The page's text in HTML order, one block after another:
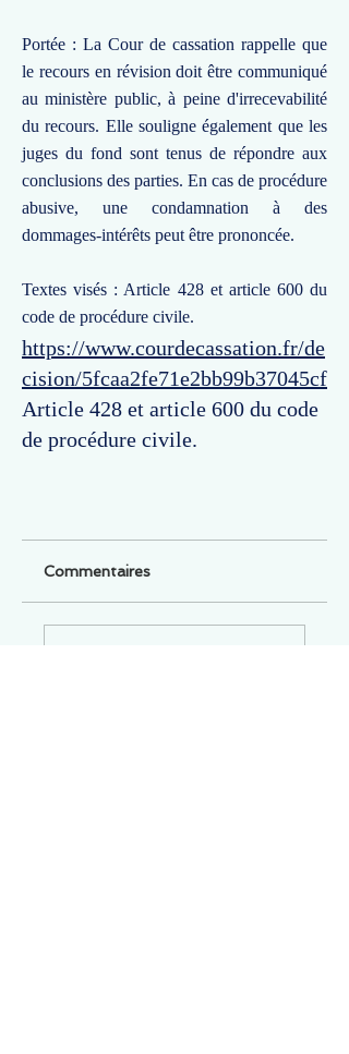
Portée : La Cour de cassation rappelle que
le recours en révision doit être communiqué
au ministère public, à peine d'irrecevabilité
du recours. Elle souligne également que les
juges du fond sont tenus de répondre aux
conclusions des parties. En cas de procédure
abusive, une condamnation à des
dommages-intérêts peut être prononcée.
Textes visés : Article 428 et article 600 du
code de procédure civile.
https://www.courdecassation.fr/de
cision/5fcaa2fe71e2bb99b37045cf
Article 428 et article 600 du code
de procédure civile.
Commentaires